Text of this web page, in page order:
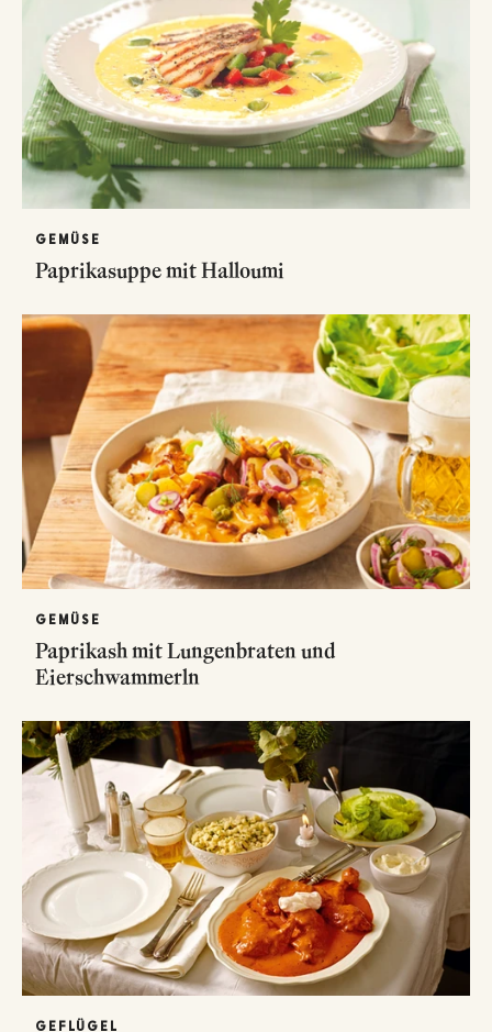
GEMÜSE
Paprikasuppe mit Halloumi
GEMÜSE
Paprikash mit Lungenbraten und
Eierschwammerln
GEFLÜGEL